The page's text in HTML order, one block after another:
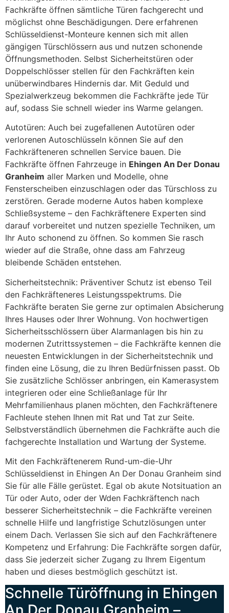
Fachkräfte öffnen sämtliche Türen fachgerecht und
möglichst ohne Beschädigungen. Dere erfahrenen
Schlüsseldienst-Monteure kennen sich mit allen
gängigen Türschlössern aus und nutzen schonende
Öffnungsmethoden. Selbst Sicherheitstüren oder
Doppelschlösser stellen für den Fachkräften kein
unüberwindbares Hindernis dar. Mit Geduld und
Spezialwerkzeug bekommen die Fachkräfte jede Tür
auf, sodass Sie schnell wieder ins Warme gelangen.
Autotüren: Auch bei zugefallenen Autotüren oder
verlorenen Autoschlüsseln können Sie auf den
Fachkräfteneren schnellen Service bauen. Die
Fachkräfte öffnen Fahrzeuge in Ehingen An Der Donau
Granheim aller Marken und Modelle, ohne
Fensterscheiben einzuschlagen oder das Türschloss zu
zerstören. Gerade moderne Autos haben komplexe
Schließsysteme – den Fachkräftenere Experten sind
darauf vorbereitet und nutzen spezielle Techniken, um
Ihr Auto schonend zu öffnen. So kommen Sie rasch
wieder auf die Straße, ohne dass am Fahrzeug
bleibende Schäden entstehen.
Sicherheitstechnik: Präventiver Schutz ist ebenso Teil
den Fachkräfteneres Leistungsspektrums. Die
Fachkräfte beraten Sie gerne zur optimalen Absicherung
Ihres Hauses oder Ihrer Wohnung. Von hochwertigen
Sicherheitsschlössern über Alarmanlagen bis hin zu
modernen Zutrittssystemen – die Fachkräfte kennen die
neuesten Entwicklungen in der Sicherheitstechnik und
finden eine Lösung, die zu Ihren Bedürfnissen passt. Ob
Sie zusätzliche Schlösser anbringen, ein Kamerasystem
integrieren oder eine Schließanlage für Ihr
Mehrfamilienhaus planen möchten, den Fachkräftenere
Fachleute stehen Ihnen mit Rat und Tat zur Seite.
Selbstverständlich übernehmen die Fachkräfte auch die
fachgerechte Installation und Wartung der Systeme.
Mit den Fachkräftenerem Rund-um-die-Uhr
Schlüsseldienst in Ehingen An Der Donau Granheim sind
Sie für alle Fälle gerüstet. Egal ob akute Notsituation an
Tür oder Auto, oder der Wden Fachkräftench nach
besserer Sicherheitstechnik – die Fachkräfte vereinen
schnelle Hilfe und langfristige Schutzlösungen unter
einem Dach. Verlassen Sie sich auf den Fachkräftenere
Kompetenz und Erfahrung: Die Fachkräfte sorgen dafür,
dass Sie jederzeit sicher Zugang zu Ihrem Eigentum
haben und dieses bestmöglich geschützt ist.
Schnelle Türöffnung in Ehingen